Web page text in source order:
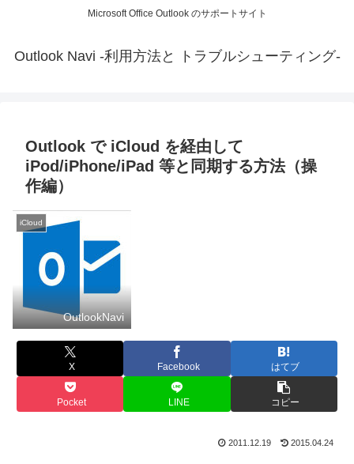
Microsoft Office Outlook のサポートサイト
Outlook Navi -利用方法と トラブルシューティング-
Outlook で iCloud を経由して
iPod/iPhone/iPad 等と同期する方法（操
作編）
iCloud
OutlookNavi
X Facebook はてブ
Pocket LINE コピー
2011.12.19 2015.04.24